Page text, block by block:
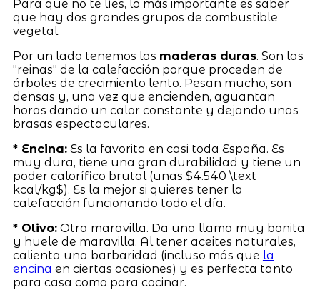
Para que no te líes, lo más importante es saber
que hay dos grandes grupos de combustible
vegetal.
Por un lado tenemos las maderas duras. Son las
"reinas" de la calefacción porque proceden de
árboles de crecimiento lento. Pesan mucho, son
densas y, una vez que encienden, aguantan
horas dando un calor constante y dejando unas
brasas espectaculares.
* Encina:Es la favorita en casi toda España. Es
muy dura, tiene una gran durabilidad y tiene un
poder calorífico brutal (unas $4.540 \text
kcal/kg$). Es la mejor si quieres tener la
calefacción funcionando todo el día.
* Olivo:Otra maravilla. Da una llama muy bonita
y huele de maravilla. Al tener aceites naturales,
calienta una barbaridad (incluso más que la
encina en ciertas ocasiones) y es perfecta tanto
para casa como para cocinar.